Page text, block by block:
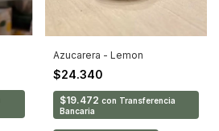
Azucarera - Lemon
$24.340
$19.472 con Transferencia
Bancaria